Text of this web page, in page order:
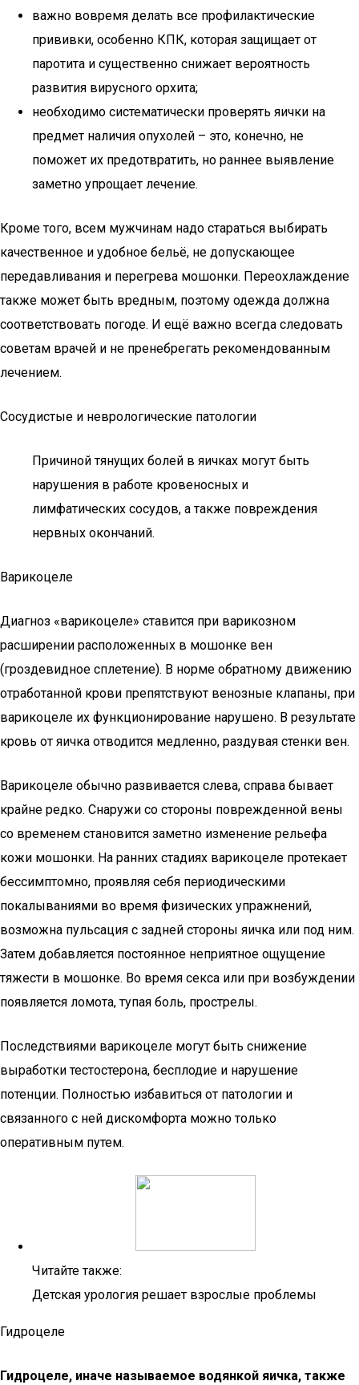
важно вовремя делать все профилактические
прививки, особенно КПК, которая защищает от
паротита и существенно снижает вероятность
развития вирусного орхита;
необходимо систематически проверять яички на
предмет наличия опухолей – это, конечно, не
поможет их предотвратить, но раннее выявление
заметно упрощает лечение.
Кроме того, всем мужчинам надо стараться выбирать
качественное и удобное бельё, не допускающее
передавливания и перегрева мошонки. Переохлаждение
также может быть вредным, поэтому одежда должна
соответствовать погоде. И ещё важно всегда следовать
советам врачей и не пренебрегать рекомендованным
лечением.
Сосудистые и неврологические патологии
Причиной тянущих болей в яичках могут быть
нарушения в работе кровеносных и
лимфатических сосудов, а также повреждения
нервных окончаний.
Варикоцеле
Диагноз «варикоцеле» ставится при варикозном
расширении расположенных в мошонке вен
(гроздевидное сплетение). В норме обратному движению
отработанной крови препятствуют венозные клапаны, при
варикоцеле их функционирование нарушено. В результате
кровь от яичка отводится медленно, раздувая стенки вен.
Варикоцеле обычно развивается слева, справа бывает
крайне редко. Снаружи со стороны поврежденной вены
со временем становится заметно изменение рельефа
кожи мошонки. На ранних стадиях варикоцеле протекает
бессимптомно, проявляя себя периодическими
покалываниями во время физических упражнений,
возможна пульсация с задней стороны яичка или под ним.
Затем добавляется постоянное неприятное ощущение
тяжести в мошонке. Во время секса или при возбуждении
появляется ломота, тупая боль, прострелы.
Последствиями варикоцеле могут быть снижение
выработки тестостерона, бесплодие и нарушение
потенции. Полностью избавиться от патологии и
связанного с ней дискомфорта можно только
оперативным путем.
Читайте также:
Детская урология решает взрослые проблемы
Гидроцеле
Гидроцеле, иначе называемое водянкой яичка, также